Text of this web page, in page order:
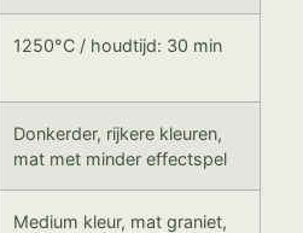
1250°C / houdtijd: 30 min
Donkerder, rijkere kleuren,
mat met minder effectspel
Medium kleur, mat graniet,